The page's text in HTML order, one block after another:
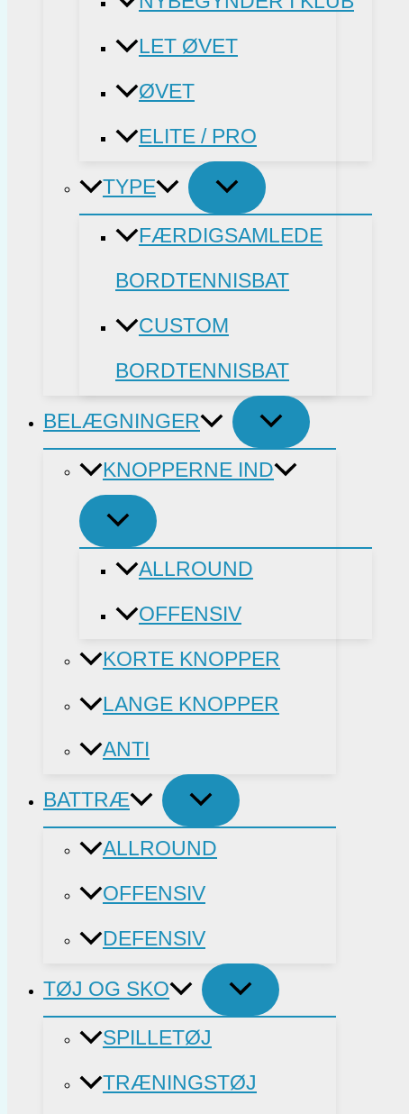
LET ØVET
ØVET
ELITE / PRO
TYPE
FÆRDIGSAMLEDE
BORDTENNISBAT
CUSTOM
BORDTENNISBAT
BELÆGNINGER
KNOPPERNE IND
ALLROUND
OFFENSIV
KORTE KNOPPER
LANGE KNOPPER
ANTI
BATTRÆ
ALLROUND
OFFENSIV
DEFENSIV
TØJ OG SKO
SPILLETØJ
TRÆNINGSTØJ